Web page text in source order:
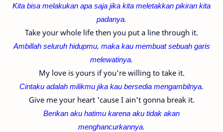
Kita bisa melakukan apa saja jika kita meletakkan pikiran kita
padanya.
Take your whole life then you put a line through it.
Ambillah seluruh hidupmu, maka kau membuat sebuah garis
melewatinya.
My love is yours if you're willing to take it.
Cintaku adalah milikmu jika kau bersedia mengambilnya.
Give me your heart 'cause I ain't gonna break it.
Berikan aku hatimu karena aku tidak akan
menghancurkannya.